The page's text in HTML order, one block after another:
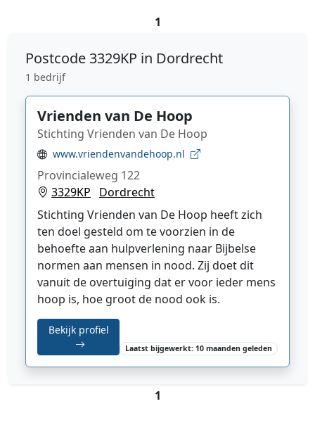
1
Postcode 3329KP in Dordrecht
1 bedrijf
Vrienden van De Hoop
Stichting Vrienden van De Hoop
www.vriendenvandehoop.nl
Provincialeweg 122
3329KP
Dordrecht
Stichting Vrienden van De Hoop heeft zich
ten doel gesteld om te voorzien in de
behoefte aan hulpverlening naar Bijbelse
normen aan mensen in nood. Zij doet dit
vanuit de overtuiging dat er voor ieder mens
hoop is, hoe groot de nood ook is.
Bekijk profiel
Laatst bijgewerkt: 10 maanden geleden
1